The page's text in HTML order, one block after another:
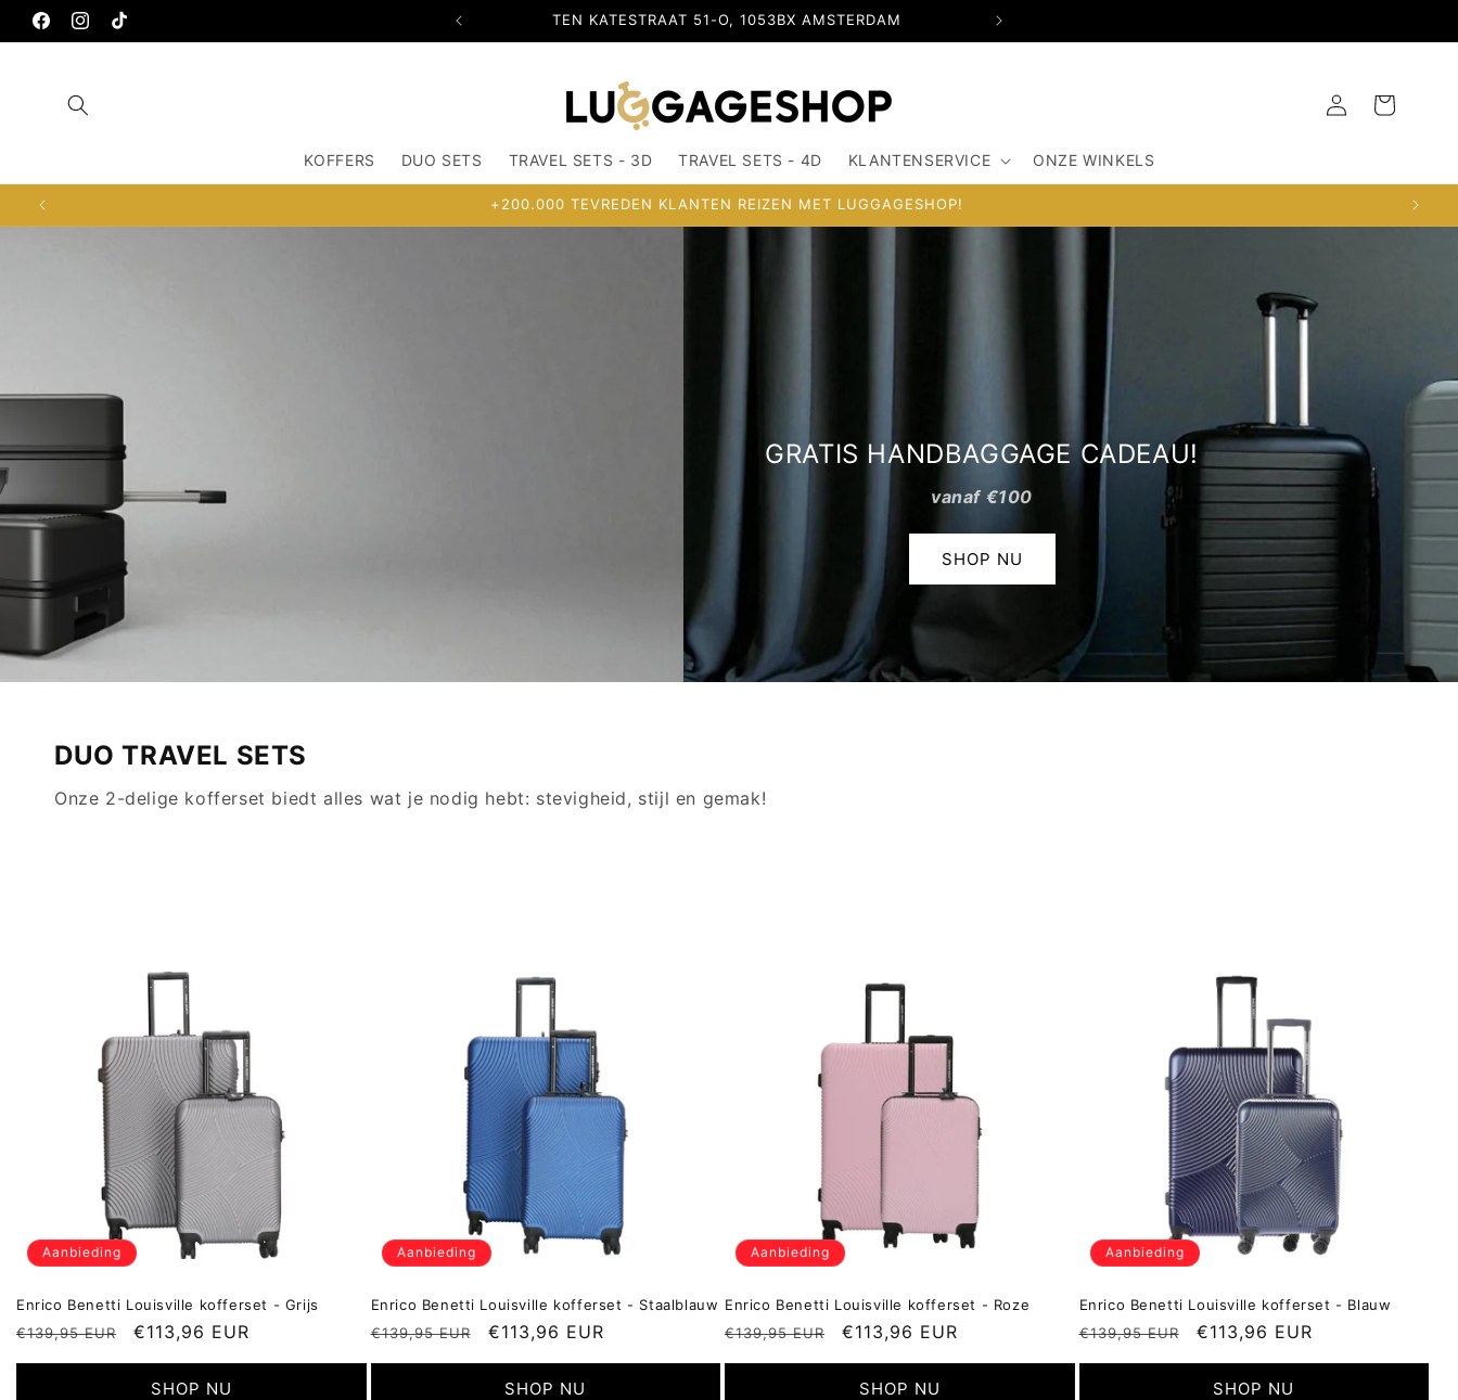
naar de
content
FacebookInstagram
TikTok
TEN KATESTRAAT 51-O, 1053BX AMSTERDAM OSDORPERWEG 516-G, 1067SX AMSTERDAM
KOFFERS DUO SETS TRAVEL SETS - 3D TRAVEL SETS - 4D KLANTENSERVICE ONZE WINKELS
Inloggen
Winkelwagen
+200.000 TEVREDEN KLANTEN REIZEN MET LUGGAGESHOP!
GRATIS HANDBAGGAGE CADEAU!
DUO TRAVEL SETS
Onze 2-delige kofferset biedt alles wat je nodig hebt: stevigheid, stijl en gemak!
Aanbieding
Enrico Benetti Louisville kofferset - Grijs
Normale
prijs
€139,95 EUR Aanbiedingsprijs
€113,96 EUR
SHOP NU
Aanbieding
Enrico Benetti Louisville kofferset - Staalblauw
Normale
prijs
€139,95 EUR Aanbiedingsprijs
€113,96 EUR
SHOP NU
Aanbieding
Enrico Benetti Louisville kofferset - Roze
Normale
prijs
€139,95 EUR Aanbiedingsprijs
€113,96 EUR
SHOP NU
Aanbieding
Enrico Benetti Louisville kofferset - Blauw
Normale
prijs
€139,95 EUR Aanbiedingsprijs
€113,96 EUR
SHOP NU